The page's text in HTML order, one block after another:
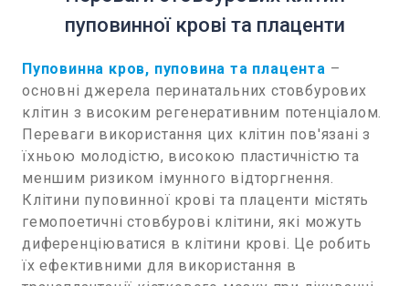
пуповинної крові та плаценти
Пуповинна кров, пуповина та плацента –
основні джерела перинатальних стовбурових
клітин з високим регенеративним потенціалом.
Переваги використання цих клітин пов'язані з
їхньою молодістю, високою пластичністю та
меншим ризиком імунного відторгнення.
Клітини пуповинної крові та плаценти містять
гемопоетичні стовбурові клітини, які можуть
диференціюватися в клітини крові. Це робить
їх ефективними для використання в